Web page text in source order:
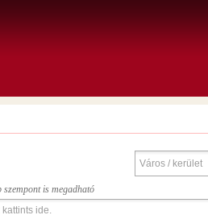
szempont is megadható